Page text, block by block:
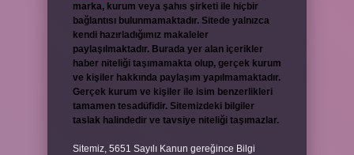
marka, kurum veya şahıs şirketi ile hiçbir
bağlantısı bulunmamaktadır. Sitede yalnızca
kendi hazırladığımız makaleler
paylaşılmaktadır. Burada yer alan içerikler
haber niteliği taşımamakta olup, gerçek kurum
ve kişiler hakkında paylaşım yapılmamaktadır.
Gerçek kurum ve kişiler ile isim benzerlikleri
tamamen tesadüfidir. Sitemizdeki bilgiler
taslak halindedir ve tavsiye niteliği taşımazlar.
Sitemiz, 5651 Sayılı Kanun gereğince Bilgi